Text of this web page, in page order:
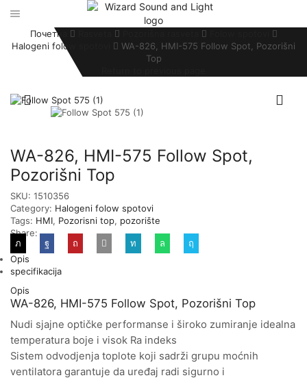
Почетна
Halogeni folow spotovi
WA-826, HMI-575 Follow Spot, Pozorišni
Top
WA-826, HMI-575 Follow Spot,
Pozorišni Top
SKU: 1510356
Category: Halogeni folow spotovi
Tags: HMI, Pozorisni top, pozorište
Share:
Opis
specifikacija
Opis
WA-826, HMI-575 Follow Spot, Pozorišni Top
Nudi sjajne optičke performanse i široko zumiranje idealna
temperatura boje i visok Ra indeks
Sistem odvodjenja toplote koji sadrži grupu moćnih
ventilatora garantuje da uređaj radi sigurno i